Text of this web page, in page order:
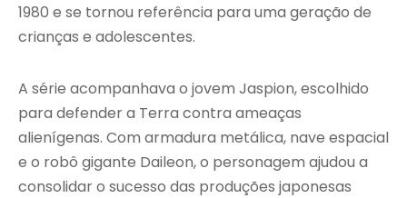
1980 e se tornou referência para uma geração de
crianças e adolescentes.
A série acompanhava o jovem Jaspion, escolhido
para defender a Terra contra ameaças
alienígenas. Com armadura metálica, nave espacial
e o robô gigante Daileon, o personagem ajudou a
consolidar o sucesso das produções japonesas